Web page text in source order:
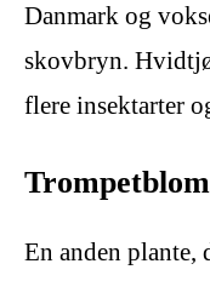
Danmark og
skovbryn.
flere insektarter
En anden plante,